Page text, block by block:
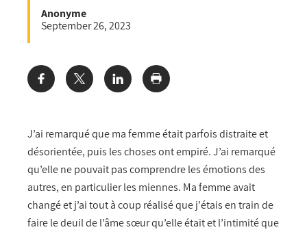
J’ai remarqué que ma femme était parfois distraite et
désorientée, puis les choses ont empiré. J’ai remarqué
qu’elle ne pouvait pas comprendre les émotions des
autres, en particulier les miennes. Ma femme avait
changé et j’ai tout à coup réalisé que j'étais en train de
faire le deuil de l’âme sœur qu’elle était et l’intimité que
Anonyme
September 26, 2023
Share: